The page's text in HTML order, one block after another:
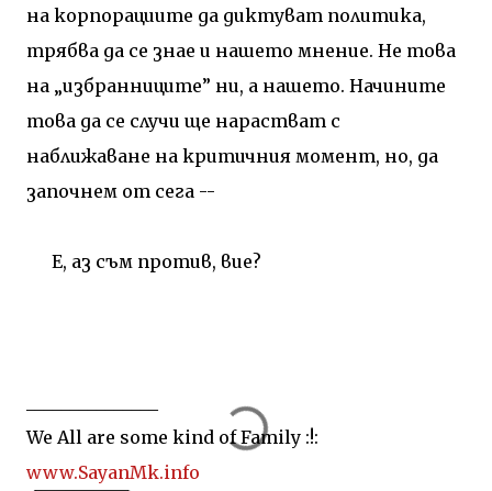
на корпорациите да диктуват политика,
трябва да се знае и нашето мнение. Не това
на „избранниците” ни, а нашето. Начините
това да се случи ще нарастват с
наближаване на критичния момент, но, да
започнем от сега --
Е, аз съм против, вие?
We All are some kind of Family :!:
www.SayanMk.info